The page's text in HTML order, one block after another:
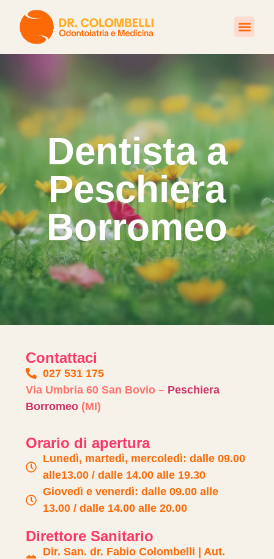
Dentista a
Peschiera
Borromeo
Contattaci
027 531 175
Via Umbria 60 San Bovio – Peschiera
Borromeo (MI)
Orario di apertura
Lunedì, martedì, mercoledì: dalle 09.00
alle13.00 / dalle 14.00 alle 19.30
Giovedì e venerdì: dalle 09.00 alle
13.00 / dalle 14.00 alle 20.00
Direttore Sanitario
Dir. San. dr. Fabio Colombelli | Aut.